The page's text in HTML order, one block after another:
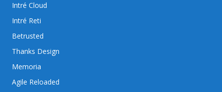
Intré Cloud
Intré Reti
Betrusted
Thanks Design
Memoria
Agile Reloaded